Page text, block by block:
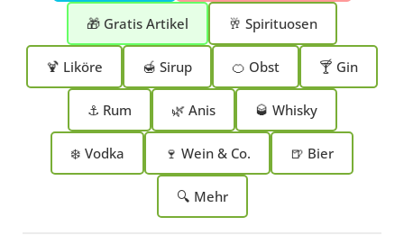
🎁 Gratis Artikel 🥂 Spirituosen
🍹 Liköre 🍯 Sirup 🍊 Obst 🍸 Gin
⚓ Rum 🌿 Anis 🥃 Whisky
❄️ Vodka 🍷 Wein & Co. 🍺 Bier
🔍 Mehr